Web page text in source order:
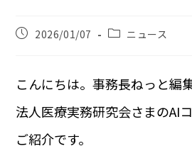
2026/01/07 ニュース
こんにちは。事務長ねっと編
法人医療実務研究会さまのAI
ご紹介です。